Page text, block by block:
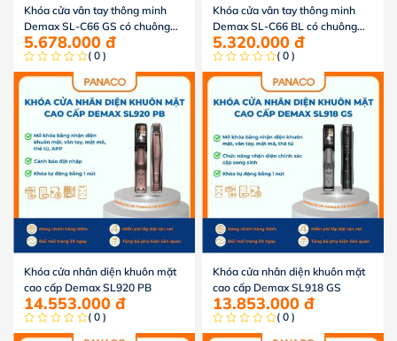
Khóa cửa vân tay thông minh
Demax SL-C66 GS có chuông
hình
5.678.000 đ
( 0 )
Khóa cửa vân tay thông minh
Demax SL-C66 BL có chuông
hình
5.320.000 đ
( 0 )
Khóa cửa nhân diện khuôn mặt
cao cấp Demax SL920 PB
14.553.000 đ
( 0 )
Khóa cửa nhân diện khuôn mặt
cao cấp Demax SL918 GS
13.853.000 đ
( 0 )